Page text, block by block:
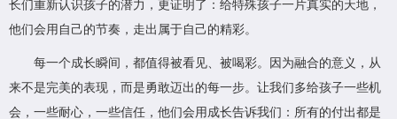
长们重新认识孩子的潜力，更证明了：给特殊孩子一片真实的天地，
他们会用自己的节奏，走出属于自己的精彩。
每一个成长瞬间，都值得被看见、被喝彩。因为融合的意义，从
来不是完美的表现，而是勇敢迈出的每一步。让我们多给孩子一些机
会，一些耐心，一些信任，他们会用成长告诉我们：所有的付出都是